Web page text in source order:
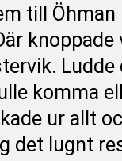
till
komma
ur allt
det lugnt